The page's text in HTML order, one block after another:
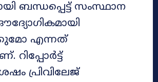
ബന്ധപ്പെട്ട് സംസ്ഥാന
എന്നത്
റിപ്പോർട്ട്
പ്രിവിലേജ്